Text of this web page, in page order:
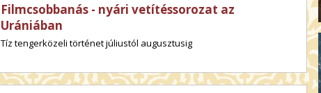
Filmcsobbanás - nyári vetítéssorozat az
Urániában
Tíz tengerközeli történet júliustól augusztusig